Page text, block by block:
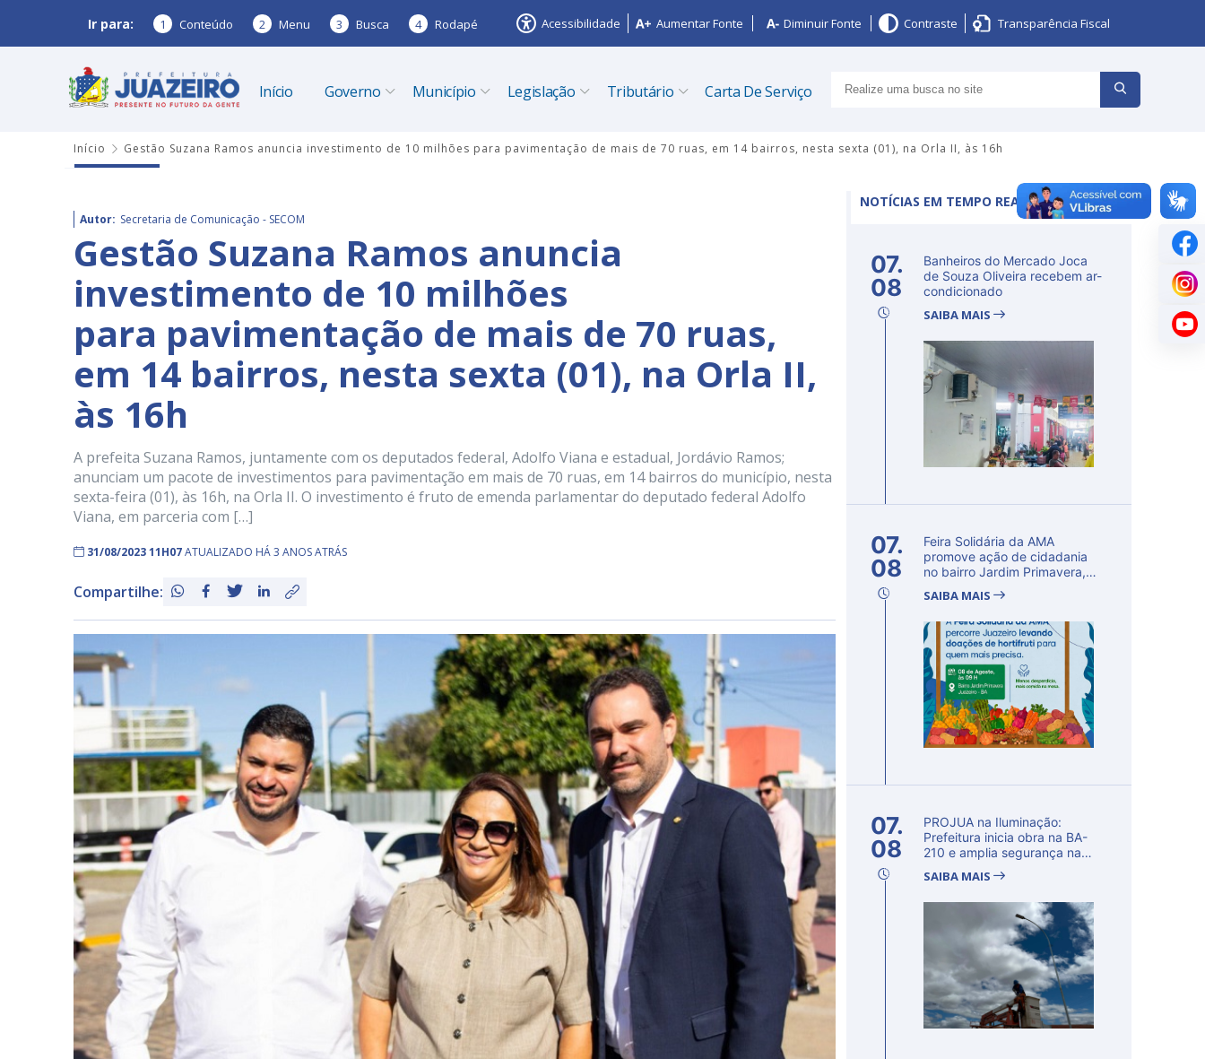
Ir para: 1 Conteúdo 2 Menu 3 Busca 4 Rodapé Acessibilidade Aumentar Fonte Diminuir Fonte Contraste Transparência Fiscal
Início Governo Município Legislação Tributário Carta De Serviço
Início Gestão Suzana Ramos anuncia investimento de 10 milhões para pavimentação de mais de 70 ruas, em 14 bairros, nesta sexta (01), na Orla II, às 16h
Autor: Secretaria de Comunicação - SECOM
Gestão Suzana Ramos anuncia
investimento de 10 milhões
para pavimentação de mais de 70 ruas,
em 14 bairros, nesta sexta (01), na Orla II,
às 16h
A prefeita Suzana Ramos, juntamente com os deputados federal, Adolfo Viana e estadual, Jordávio Ramos;
anunciam um pacote de investimentos para pavimentação em mais de 70 ruas, em 14 bairros do município, nesta
sexta-feira (01), às 16h, na Orla II. O investimento é fruto de emenda parlamentar do deputado federal Adolfo
Viana, em parceria com […]
31/08/2023 11H07ATUALIZADO HÁ 3 ANOS ATRÁS
Compartilhe:
NOTÍCIAS EM TEMPO REAL
07.
08
Banheiros do Mercado Joca
de Souza Oliveira recebem ar-
condicionado
SAIBA MAIS
07.
08
Feira Solidária da AMA
promove ação de cidadania
no bairro Jardim Primavera,
SAIBA MAIS
07.
08
PROJUA na Iluminação:
Prefeitura inicia obra na BA-
210 e amplia segurança na
SAIBA MAIS